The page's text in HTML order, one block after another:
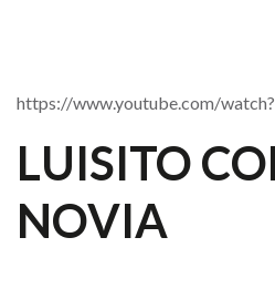
https://www.youtube.com/
LUISITO
NOVIA